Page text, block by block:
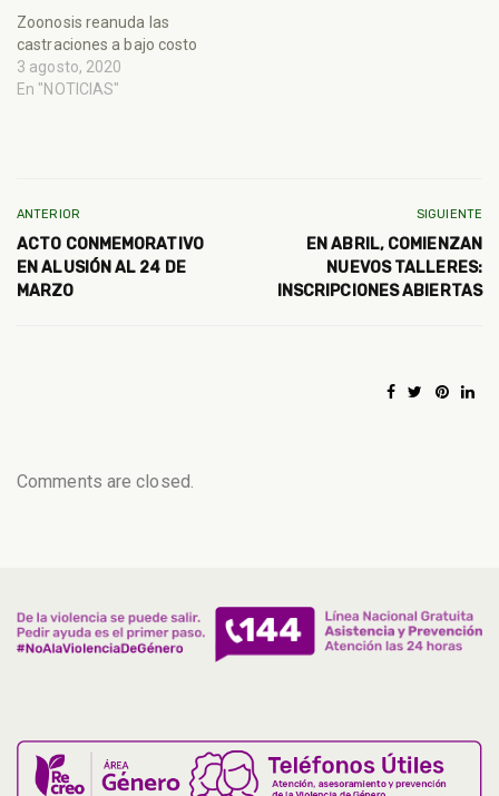
Zoonosis reanuda las
castraciones a bajo costo
3 agosto, 2020
En "NOTICIAS"
ANTERIOR
ACTO CONMEMORATIVO
EN ALUSIÓN AL 24 DE
MARZO
SIGUIENTE
EN ABRIL, COMIENZAN
NUEVOS TALLERES:
INSCRIPCIONES ABIERTAS
Comments are closed.